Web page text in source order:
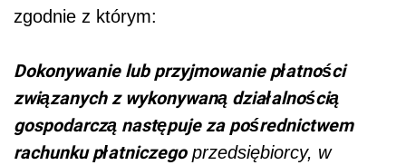
zgodnie z którym:
Dokonywanie lub przyjmowanie płatności
związanych z wykonywaną działalnością
gospodarczą następuje za pośrednictwem
rachunku płatniczegoprzedsiębiorcy, w